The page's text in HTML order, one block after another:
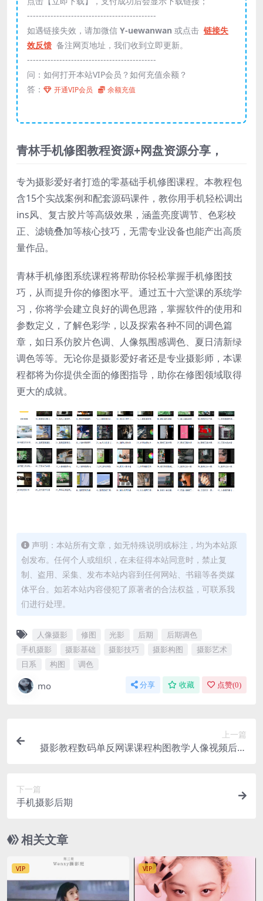
--------------------------------------------
如遇链接失效，请加微信 Y-uewanwan 或点击 链接失
效反馈 备注网页地址，我们收到立即更新。
--------------------------------------------
问：如何打开本站VIP会员？如何充值余额？
答：
开通VIP会员 余额充值
青林手机修图教程资源+网盘资源分享，
专为摄影爱好者打造的零基础手机修图课程。本教程包
含15个实战案例和配套源码课件，教你用手机轻松调出
ins风、复古胶片等高级效果，涵盖亮度调节、色彩校
正、滤镜叠加等核心技巧，无需专业设备也能产出高质
量作品。
青林手机修图系统课程将帮助你轻松掌握手机修图技
巧，从而提升你的修图水平。通过五十六堂课的系统学
习，你将学会建立良好的调色思路，掌握软件的使用和
参数定义，了解色彩学，以及探索各种不同的调色篇
章，如日系仿胶片色调、人像氛围感调色、夏日清新绿
调色等等。无论你是摄影爱好者还是专业摄影师，本课
程都将为你提供全面的修图指导，助你在修图领域取得
更大的成就。
声明：本站所有文章，如无特殊说明或标注，均为本站原
创发布。任何个人或组织，在未征得本站同意时，禁止复
制、盗用、采集、发布本站内容到任何网站、书籍等各类媒
体平台。如若本站内容侵犯了原著者的合法权益，可联系我
们进行处理。
人像摄影 修图 光影 后期
后期调色
手机摄影
摄影基础 摄影技巧 摄影构图
摄影艺术
日系
构图 调色
mo 分享 收藏 点赞(0)
上一篇
摄影教程数码单反网课课程构图教学人像视频后期
下一篇
手机摄影后期
相关文章
VIP VIP